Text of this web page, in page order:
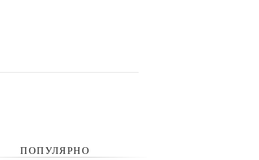
ПОПУЛЯРНО